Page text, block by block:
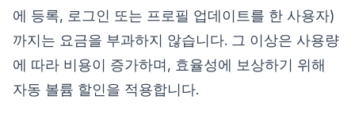
에 등록, 로그인 또는 프로필 업데이트를 한 사용자)
까지는 요금을 부과하지 않습니다. 그 이상은 사용량
에 따라 비용이 증가하며, 효율성에 보상하기 위해
자동 볼륨 할인을 적용합니다.